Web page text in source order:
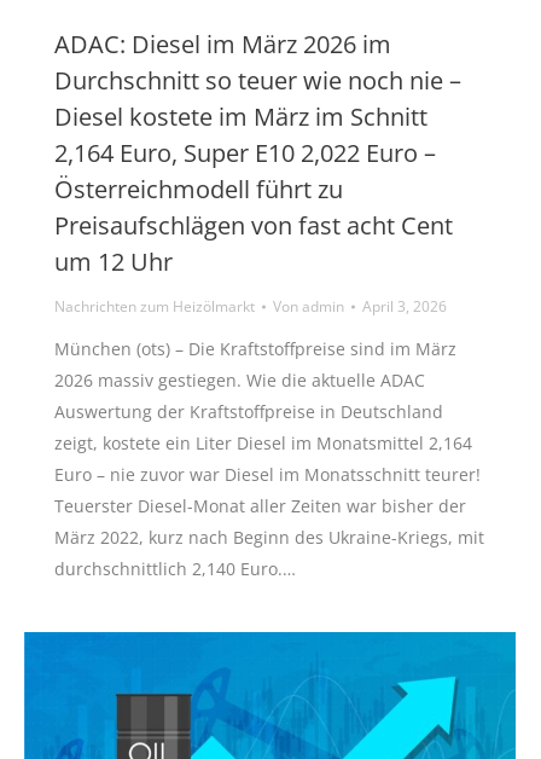
ADAC: Diesel im März 2026 im
Durchschnitt so teuer wie noch nie –
Diesel kostete im März im Schnitt
2,164 Euro, Super E10 2,022 Euro –
Österreichmodell führt zu
Preisaufschlägen von fast acht Cent
um 12 Uhr
Nachrichten zum Heizölmarkt Vonadmin April 3, 2026
München (ots) – Die Kraftstoffpreise sind im März
2026 massiv gestiegen. Wie die aktuelle ADAC
Auswertung der Kraftstoffpreise in Deutschland
zeigt, kostete ein Liter Diesel im Monatsmittel 2,164
Euro – nie zuvor war Diesel im Monatsschnitt teurer!
Teuerster Diesel-Monat aller Zeiten war bisher der
März 2022, kurz nach Beginn des Ukraine-Kriegs, mit
durchschnittlich 2,140 Euro.…